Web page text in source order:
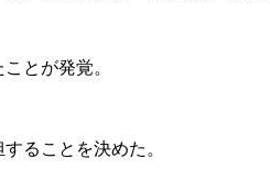
とが発覚。
ることを決めた。